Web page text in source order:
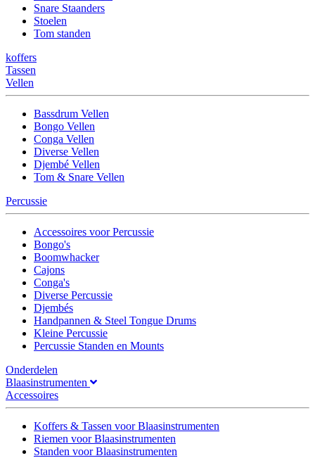
Snare Staanders
Stoelen
Tom standen
koffers
Tassen
Vellen
Bassdrum Vellen
Bongo Vellen
Conga Vellen
Diverse Vellen
Djembé Vellen
Tom & Snare Vellen
Percussie
Accessoires voor Percussie
Bongo's
Boomwhacker
Cajons
Conga's
Diverse Percussie
Djembés
Handpannen & Steel Tongue Drums
Kleine Percussie
Percussie Standen en Mounts
Onderdelen
Blaasinstrumenten
Accessoires
Koffers & Tassen voor Blaasinstrumenten
Riemen voor Blaasinstrumenten
Standen voor Blaasinstrumenten